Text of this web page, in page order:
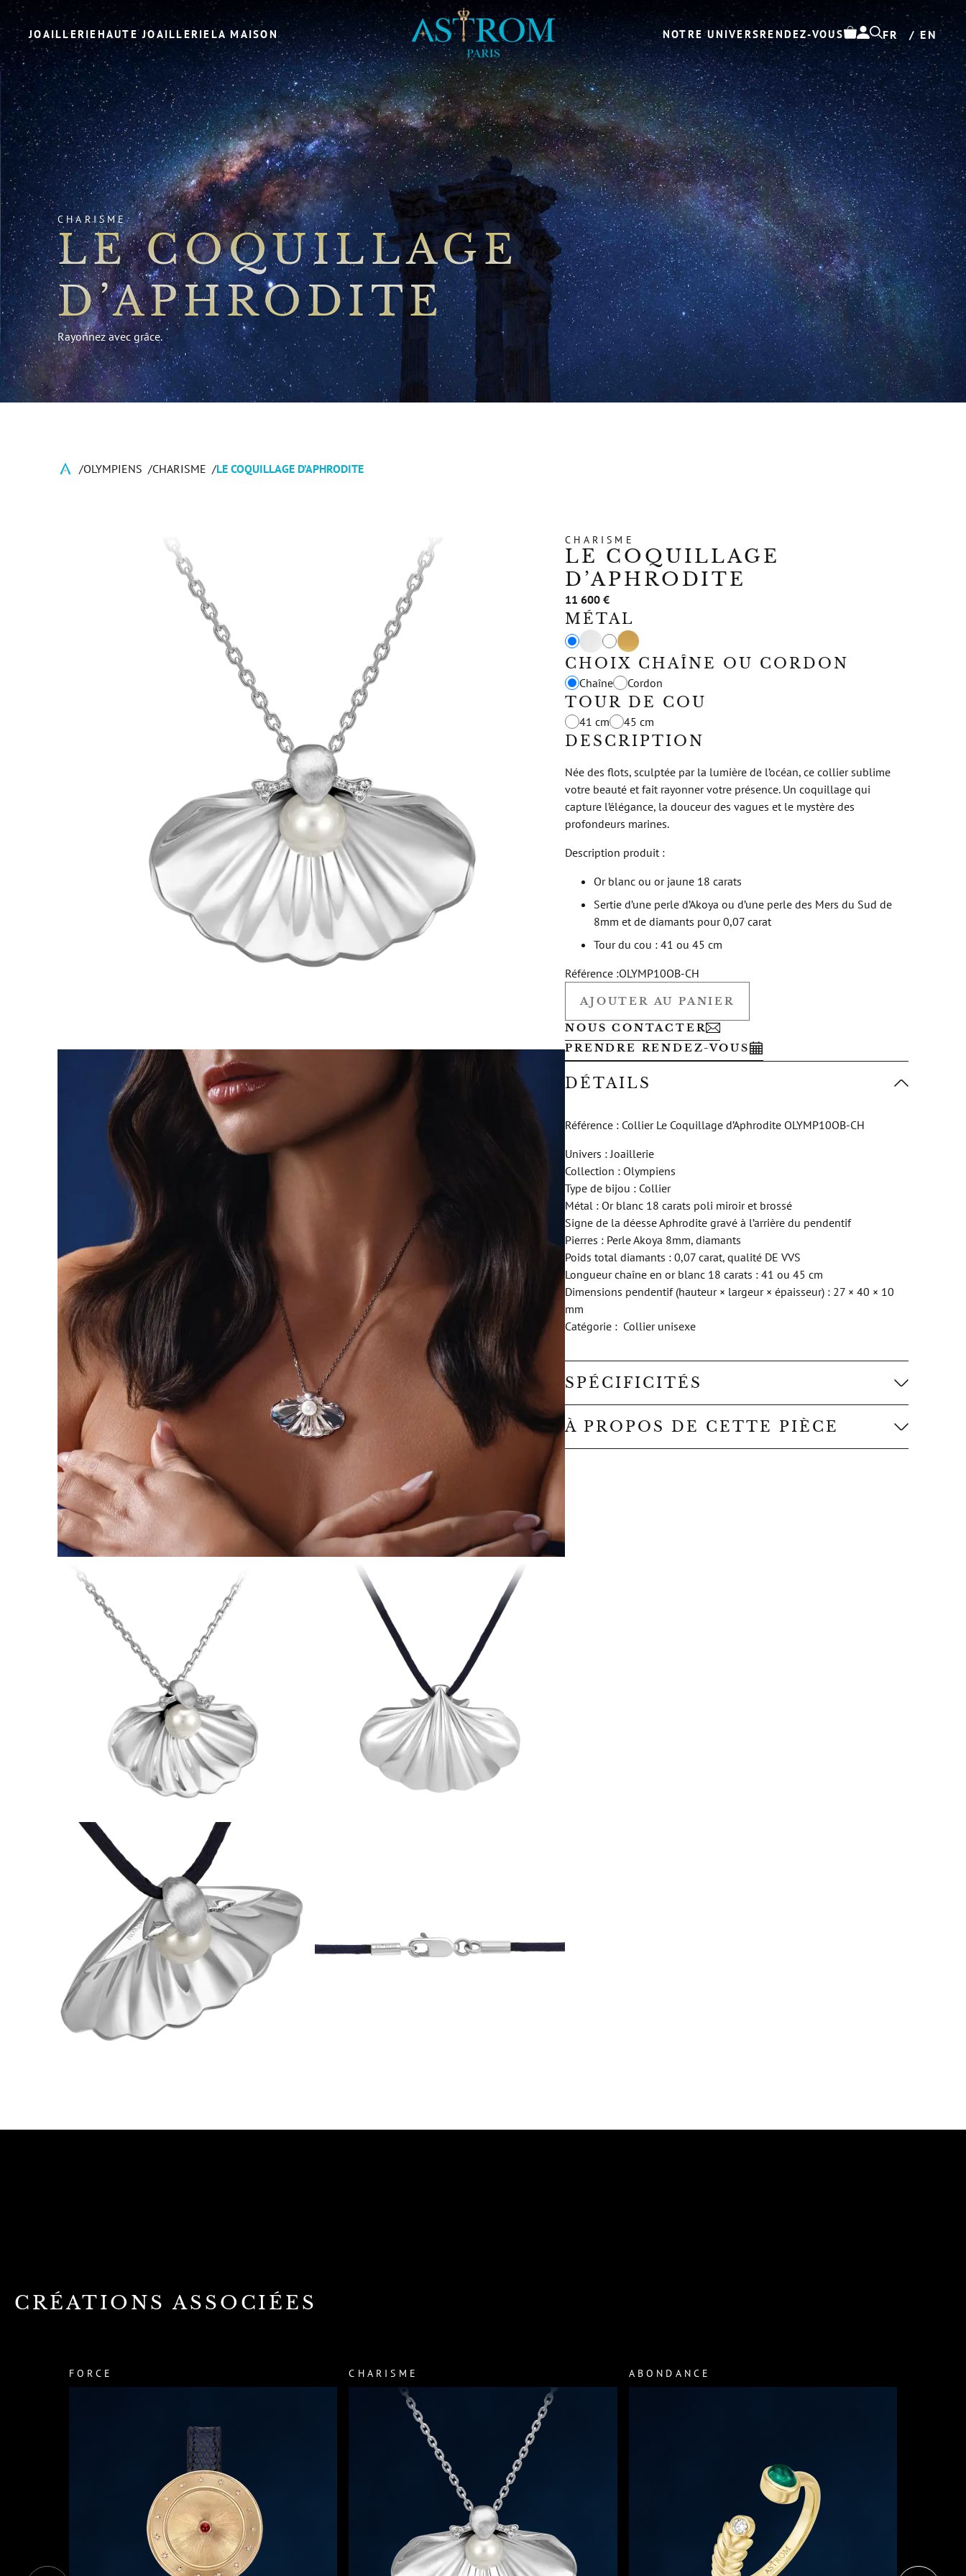
JOAILLERIEHAUTE JOAILLERIELA MAISON NOTRE UNIVERSRENDEZ-VOUS FR EN
CHARISME
LE COQUILLAGE
D’APHRODITE
Rayonnez avec grâce.
OLYMPIENS CHARISME LE COQUILLAGE D’APHRODITE
CHARISME
LE COQUILLAGE
D’APHRODITE
11 600 €
MÉTAL
CHOIX CHAÎNE OU CORDON
Chaîne Cordon
TOUR DE COU
41 cm 45 cm
DESCRIPTION
Née des flots, sculptée par la lumière de l’océan, ce collier sublime
votre beauté et fait rayonner votre présence. Un coquillage qui
capture l’élégance, la douceur des vagues et le mystère des
profondeurs marines.
Description produit :
Or blanc ou or jaune 18 carats
Sertie d’une perle d’Akoya ou d’une perle des Mers du Sud de
8mm et de diamants pour 0,07 carat
Tour du cou : 41 ou 45 cm
Référence :OLYMP10OB-CH
AJOUTER AU PANIER
NOUS CONTACTER
PRENDRE RENDEZ-VOUS
DÉTAILS
Référence : Collier Le Coquillage d’Aphrodite OLYMP10OB-CH
Univers : Joaillerie
Collection : Olympiens
Type de bijou : Collier
Métal : Or blanc 18 carats poli miroir et brossé
Signe de la déesse Aphrodite gravé à l’arrière du pendentif
Pierres : Perle Akoya 8mm, diamants
Poids total diamants : 0,07 carat, qualité DE VVS
Longueur chaîne en or blanc 18 carats : 41 ou 45 cm
Dimensions pendentif (hauteur × largeur × épaisseur) : 27 × 40 × 10
mm
Catégorie : Collier unisexe
SPÉCIFICITÉS
À PROPOS DE CETTE PIÈCE
CRÉATIONS ASSOCIÉES
FORCE CHARISME ABONDANCE